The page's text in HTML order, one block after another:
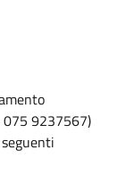
075 9237567)